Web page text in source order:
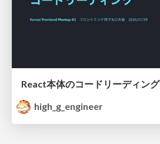
React本体のコードリーディング
high_g_engineer